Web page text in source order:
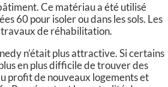
Ce matériau a été utilisé
60 pour isoler ou dans les sols. Les
de réhabilitation.
n’était plus attractive. Si certains
en plus difficile de trouver des
profit de nouveaux logements et